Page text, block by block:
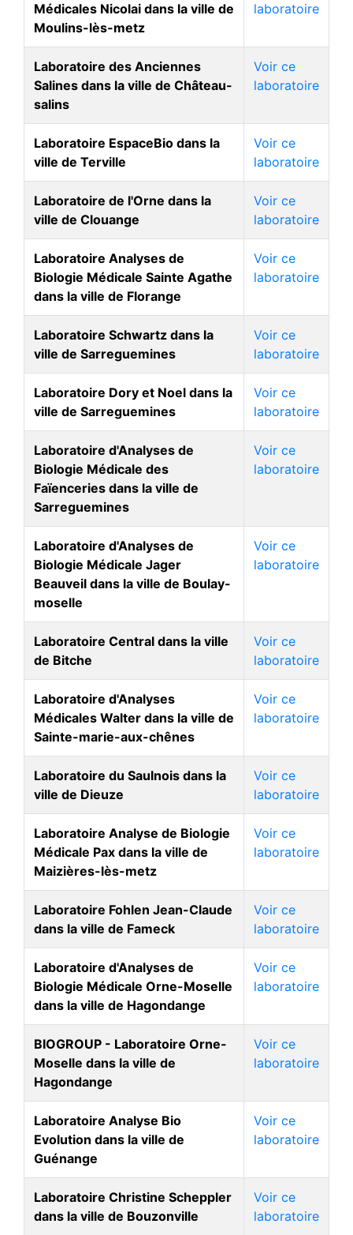
Médicales Nicolai dans la ville de
Moulins-lès-metz
laboratoire
Laboratoire des Anciennes
Salines dans la ville de Château-
salins
Voir ce
laboratoire
Laboratoire EspaceBio dans la
ville de Terville
Voir ce
laboratoire
Laboratoire de l'Orne dans la
ville de Clouange
Voir ce
laboratoire
Laboratoire Analyses de
Biologie Médicale Sainte Agathe
dans la ville de Florange
Voir ce
laboratoire
Laboratoire Schwartz dans la
ville de Sarreguemines
Voir ce
laboratoire
Laboratoire Dory et Noel dans la
ville de Sarreguemines
Voir ce
laboratoire
Laboratoire d'Analyses de
Biologie Médicale des
Faïenceries dans la ville de
Sarreguemines
Voir ce
laboratoire
Laboratoire d'Analyses de
Biologie Médicale Jager
Beauveil dans la ville de Boulay-
moselle
Voir ce
laboratoire
Laboratoire Central dans la ville
de Bitche
Voir ce
laboratoire
Laboratoire d'Analyses
Médicales Walter dans la ville de
Sainte-marie-aux-chênes
Voir ce
laboratoire
Laboratoire du Saulnois dans la
ville de Dieuze
Voir ce
laboratoire
Laboratoire Analyse de Biologie
Médicale Pax dans la ville de
Maizières-lès-metz
Voir ce
laboratoire
Laboratoire Fohlen Jean-Claude
dans la ville de Fameck
Voir ce
laboratoire
Laboratoire d'Analyses de
Biologie Médicale Orne-Moselle
dans la ville de Hagondange
Voir ce
laboratoire
BIOGROUP - Laboratoire Orne-
Moselle dans la ville de
Hagondange
Voir ce
laboratoire
Laboratoire Analyse Bio
Evolution dans la ville de
Guénange
Voir ce
laboratoire
Laboratoire Christine Scheppler
dans la ville de Bouzonville
Voir ce
laboratoire